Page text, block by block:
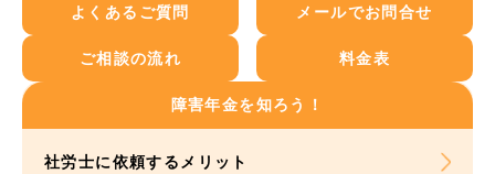
よくあるご質問 メールでお問合せ
ご相談の流れ 料金表
障害年金を知ろう！
社労士に依頼するメリット